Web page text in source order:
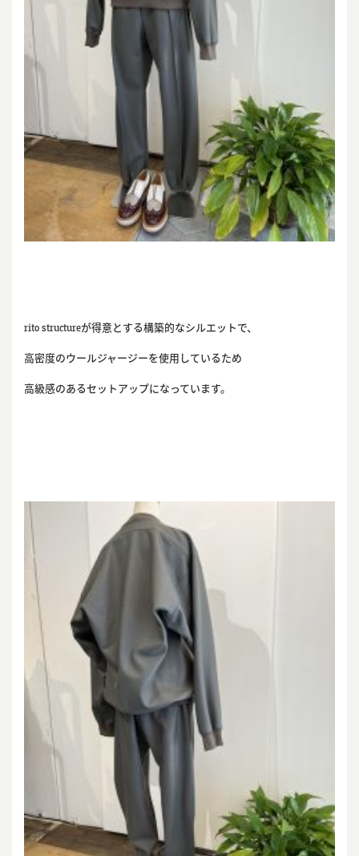
rito structureが得意とする構築的なシルエットで、
高密度のウールジャージーを使用しているため
高級感のあるセットアップになっています。